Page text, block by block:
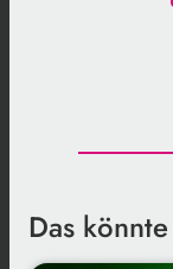
Das